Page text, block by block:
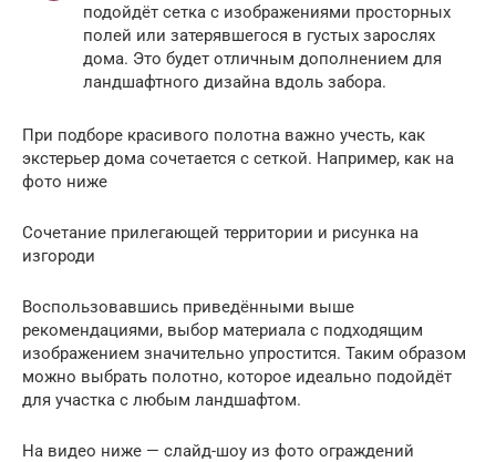
подойдёт сетка с изображениями просторных
полей или затерявшегося в густых зарослях
дома. Это будет отличным дополнением для
ландшафтного дизайна вдоль забора.
При подборе красивого полотна важно учесть, как
экстерьер дома сочетается с сеткой. Например, как на
фото ниже
Сочетание прилегающей территории и рисунка на
изгороди
Воспользовавшись приведёнными выше
рекомендациями, выбор материала с подходящим
изображением значительно упростится. Таким образом
можно выбрать полотно, которое идеально подойдёт
для участка с любым ландшафтом.
На видео ниже — слайд-шоу из фото ограждений